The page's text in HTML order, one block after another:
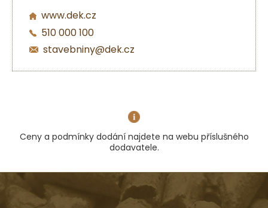
www.dek.cz
510 000 100
stavebniny@dek.cz
Ceny a podmínky dodání najdete na webu příslušného
dodavatele.